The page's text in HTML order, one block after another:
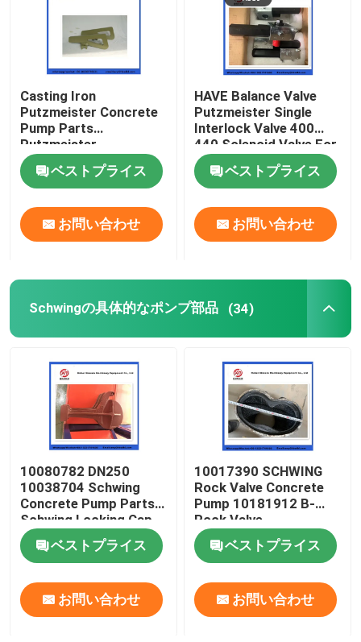
具体的なポンプ フランジ
コンクリートポンプのクリーニングボール
コンクリートブームプレッシャー
レックストッドポンプ
SANYの具体的なポンプ部品
使用された具体的なポンプ トラック
Casting Iron
Putzmeister Concrete
Pump Parts
Putzmeister
Agitatoring Paddles
ベストプライス
お問い合わせ
HAVE Balance Valve
Putzmeister Single
Interlock Valve 400
440 Solenoid Valve For
Concrete Pump
ベストプライス
お問い合わせ
Schwingの具体的なポンプ部品 (34)
10080782 DN250
10038704 Schwing
Concrete Pump Parts
Schwing Locking Cap
ベストプライス
お問い合わせ
10017390 SCHWING
Rock Valve Concrete
Pump 10181912 B-
Rock Valve
220/180/10059467
210/180ベストプライス
お問い合わせ